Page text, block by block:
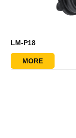
LM-P18
MORE